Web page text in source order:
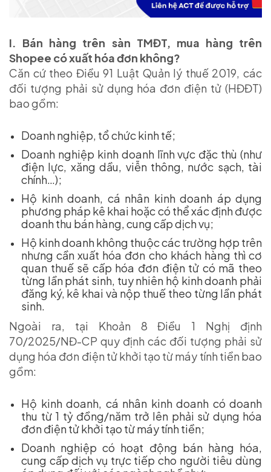
I. Bán hàng trên sàn TMĐT, mua hàng trên
Shopee có xuất hóa đơn không?
Căn cứ theo Điều 91 Luật Quản lý thuế 2019, các
đối tượng phải sử dụng hóa đơn điện tử (HĐĐT)
bao gồm:
Doanh nghiệp, tổ chức kinh tế;
Doanh nghiệp kinh doanh lĩnh vực đặc thù (như
điện lực, xăng dầu, viễn thông, nước sạch, tài
chính…);
Hộ kinh doanh, cá nhân kinh doanh áp dụng
phương pháp kê khai hoặc có thể xác định được
doanh thu bán hàng, cung cấp dịch vụ;
Hộ kinh doanh không thuộc các trường hợp trên
nhưng cần xuất hóa đơn cho khách hàng thì cơ
quan thuế sẽ cấp hóa đơn điện tử có mã theo
từng lần phát sinh, tuy nhiên hộ kinh doanh phải
đăng ký, kê khai và nộp thuế theo từng lần phát
sinh.
Ngoài ra, tại Khoản 8 Điều 1 Nghị định
70/2025/NĐ-CP quy định các đối tượng phải sử
dụng hóa đơn điện tử khởi tạo từ máy tính tiền bao
gồm:
Hộ kinh doanh, cá nhân kinh doanh có doanh
thu từ 1 tỷ đồng/năm trở lên phải sử dụng hóa
đơn điện tử khởi tạo từ máy tính tiền;
Doanh nghiệp có hoạt động bán hàng hóa,
cung cấp dịch vụ trực tiếp cho người tiêu dùng